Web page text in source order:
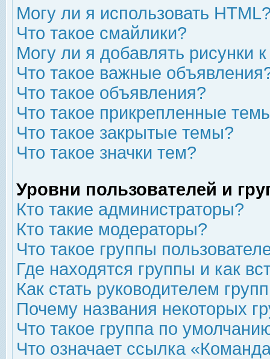
Могу ли я использовать
Что такое смайлики?
Могу ли я добавлять рисунки
Что такое важные
Что такое объявления?
Что такое прикрепленные
Что такое закрытые темы?
Что такое значки тем?
Уровни пользователей и
Кто такие администраторы?
Кто такие модераторы?
Что такое группы
Где находятся группы и как
Как стать руководителем
Почему названия некоторых
Что такое группа по
Что означает ссылка